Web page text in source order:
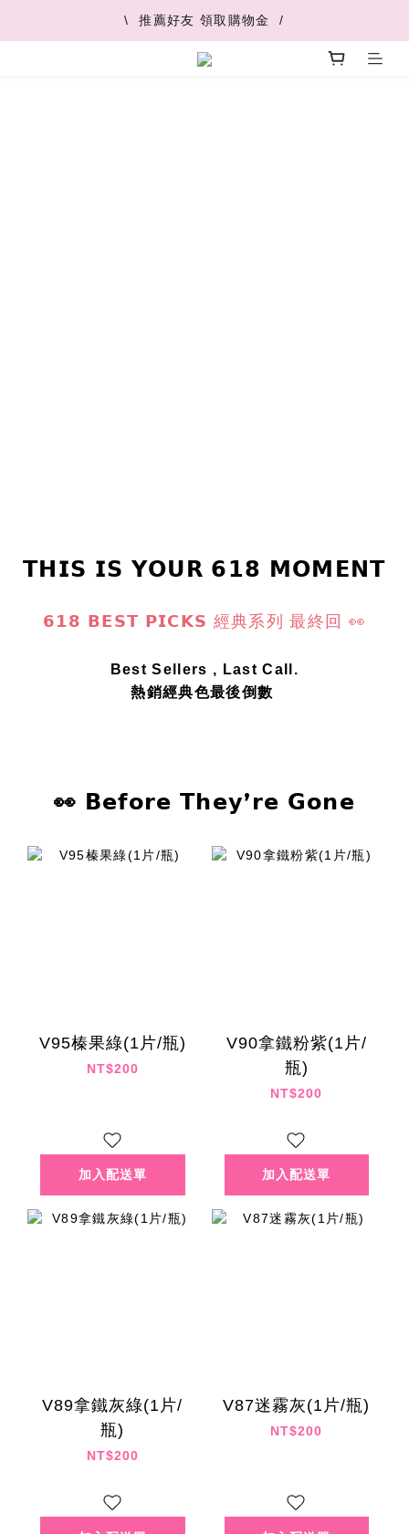
\  V+快速配最快45分鐘到  /
\  推薦好友 領取購物金  /
\  V+快速配最快45分鐘到  /
𝗧𝗛𝗜𝗦 𝗜𝗦 𝗬𝗢𝗨𝗥 𝟲𝟭𝟴 𝗠𝗢𝗠𝗘𝗡𝗧
𝟲𝟭𝟴 𝗕𝗘𝗦𝗧 𝗣𝗜𝗖𝗞𝗦 經典系列 最終回 👀
Best Sellers , Last Call.
熱銷經典色最後倒數
👀 𝗕𝗲𝗳𝗼𝗿𝗲 𝗧𝗵𝗲𝘆’𝗿𝗲 𝗚𝗼𝗻𝗲
V95榛果綠(1片/瓶)
NT$200
V90拿鐵粉紫(1片/
瓶)
NT$200
V89拿鐵灰綠(1片/
瓶)
NT$200
V87迷霧灰(1片/瓶)
NT$200